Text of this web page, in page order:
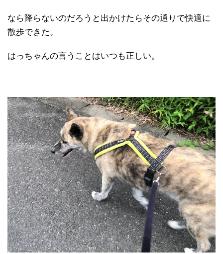
なら降らないのだろうと出かけたらその通りで快適に
散歩できた。
はっちゃんの言うことはいつも正しい。